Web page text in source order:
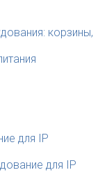
корзины,
для IP
для IP